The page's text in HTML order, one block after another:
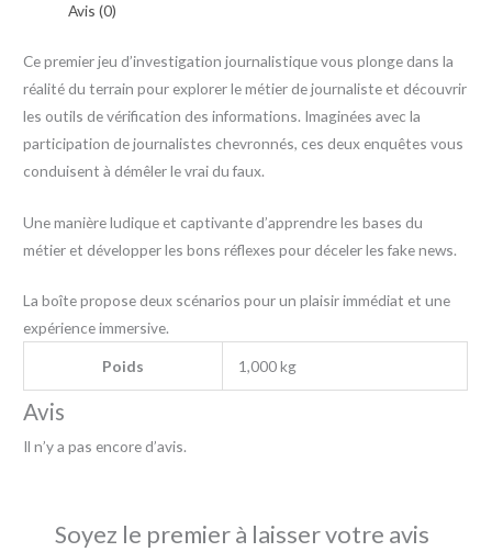
Avis (0)
Ce premier jeu d’investigation journalistique vous plonge dans la
réalité du terrain pour explorer le métier de journaliste et découvrir
les outils de vérification des informations. Imaginées avec la
participation de journalistes chevronnés, ces deux enquêtes vous
conduisent à démêler le vrai du faux.
Une manière ludique et captivante d’apprendre les bases du
métier et développer les bons réflexes pour déceler les fake news.
La boîte propose deux scénarios pour un plaisir immédiat et une
expérience immersive.
Poids 1,000 kg
Avis
Il n’y a pas encore d’avis.
Soyez le premier à laisser votre avis